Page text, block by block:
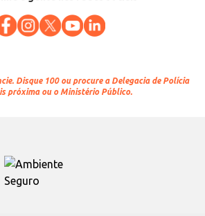
Disque 100 ou procure a Delegacia de Polícia
próxima ou o Ministério Público.